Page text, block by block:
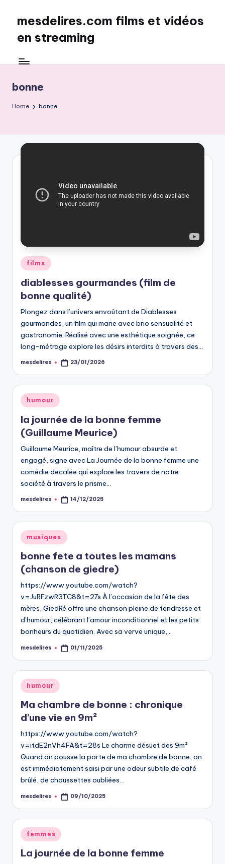
content
mesdelires.com films et vidéos
en streaming
:
et
complet
français
bonne
Home bonne
Posted
in
films
diablesses gourmandes (film de
bonne qualité)
Plongez dans l’univers envoûtant de Diablesses
gourmandes, un film qui marie avec brio sensualité et
gastronomie. Réalisé avec une esthétique soignée, ce
long-métrage explore les désirs interdits à travers des…
Posted
mesdelires 23/01/2026
Posted
in
humour
la journée de la bonne femme
(Guillaume Meurice)
Guillaume Meurice, maître de l’humour absurde et
engagé, signe avec La Journée de la bonne femme une
comédie décalée qui explore les travers de notre
société à travers le prisme…
Posted
mesdelires 14/12/2025
Posted
in
musiques
bonne fete a toutes les mamans
(chanson de giedre)
https://www.youtube.com/watch?
v=JuRFzwR3TC8&t=27s À l’occasion de la fête des
mères, GiedRé offre une chanson pleine de tendresse et
d’humour, célébrant l’amour inconditionnel et les petits
bonheurs du quotidien. Avec sa verve unique,…
Posted
mesdelires 01/11/2025
Posted
in
humour
Ma chambre de bonne : chronique
d’une vie en 9m²
https://www.youtube.com/watch?
v=itdE2nVh4FA&t=28s Le charme désuet des 9m²
Quand on pousse la porte de ma chambre de bonne, on
est immédiatement saisi par une odeur subtile de café
brûlé, de chaussettes oubliées…
Posted
mesdelires 09/10/2025
Posted
in
femmes
La journée de la bonne femme